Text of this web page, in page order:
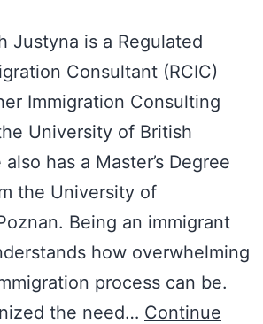
Justyna is a Regulated
Consultant (RCIC)
Immigration Consulting
University of British
has a Master’s Degree
the University of
Being an immigrant
how overwhelming
process can be.
the need… Continue